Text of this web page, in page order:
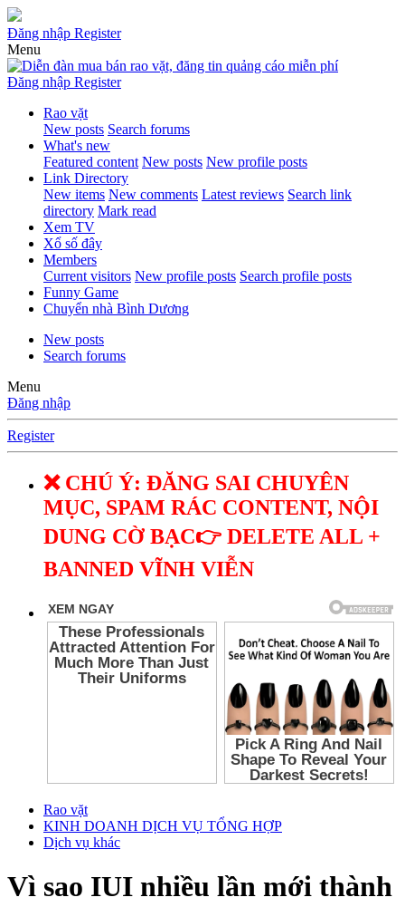
Đăng nhập Register
Menu
Đăng nhập Register
Rao vặt
New posts Search forums
What's new
Featured content New posts New profile posts
Link Directory
New items New comments Latest reviews Search link
directory Mark read
Xem TV
Xổ số đây
Members
Current visitors New profile posts Search profile posts
Funny Game
Chuyển nhà Bình Dương
New posts
Search forums
Menu
Đăng nhập
Register
❌ CHÚ Ý: ĐĂNG SAI CHUYÊN
MỤC, SPAM RÁC CONTENT, NỘI
DUNG CỜ BẠC👉 DELETE ALL +
BANNED VĨNH VIỄN
Rao vặt
KINH DOANH DỊCH VỤ TỔNG HỢP
Dịch vụ khác
Vì sao IUI nhiều lần mới thành